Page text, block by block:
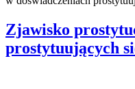
Zjawisko
prostytuujących